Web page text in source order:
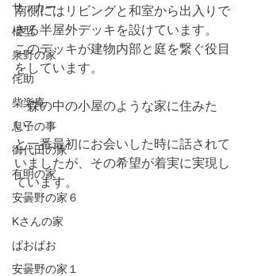
サッカー
模型
泉野の家
侘助
柴楽庵
息子の事
御代田の家
有明の家
安曇野の家６
Kさんの家
ぱおぱお
安曇野の家１
南側にはリビングと和室から出入りで
きる半屋外デッキを設けています。
このデッキが建物内部と庭を繋ぐ役目
をしています。
「森の中の小屋のような家に住みた
い」
と一番最初にお会いした時に話されて
いましたが、その希望が着実に実現し
ています。